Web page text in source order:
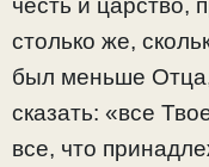
столько же,
был меньше
сказать: «все
все, что